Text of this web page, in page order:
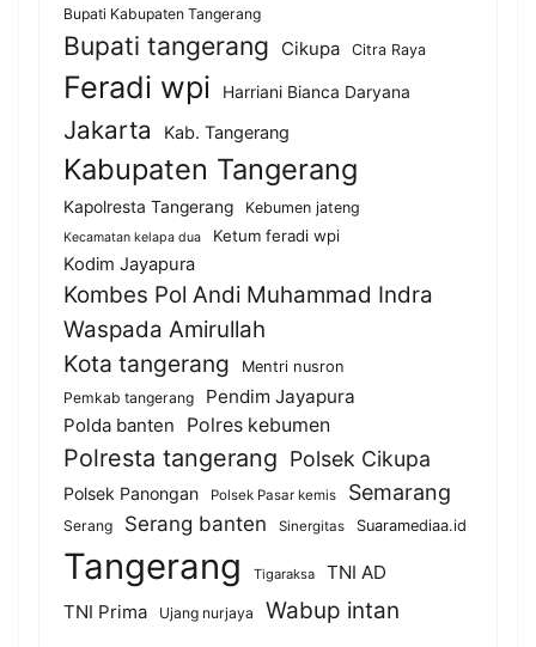
Bupati Kabupaten Tangerang
Bupati tangerang Cikupa Citra Raya
Feradi wpi Harriani Bianca Daryana
Jakarta Kab. Tangerang
Kabupaten Tangerang
Kapolresta Tangerang Kebumen jateng
Kecamatan kelapa dua Ketum feradi wpi
Kodim Jayapura
Kombes Pol Andi Muhammad Indra
Waspada Amirullah
Kota tangerang
Mentri nusron
Pemkab tangerang
Pendim Jayapura
Polda banten
Polres kebumen
Polresta tangerang Polsek Cikupa
Polsek Panongan Polsek Pasar kemis Semarang
Serang Serang banten Sinergitas Suaramediaa.id
Tangerang Tigaraksa
TNI AD
TNI Prima
Ujang nurjaya Wabup intan